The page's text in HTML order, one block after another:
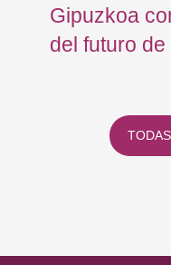
Gipuzkoa
del futuro